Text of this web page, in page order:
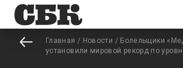
Главная / Новости / Болельщики
установили мировой рекорд по